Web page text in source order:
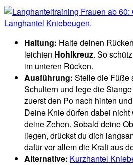
Haltung: Halte deinen
leichten Hohlkreuz. So
im unteren Rücken.
Ausführung: Stelle die Füße
Schultern und lege die
zuerst den Po nach hinten
Deine Knie dürfen dabei
deine Zehen. Sobald deine
liegen, drückst du dich
dafür vor allem die Kraft aus
Alternative: Kurzhantel